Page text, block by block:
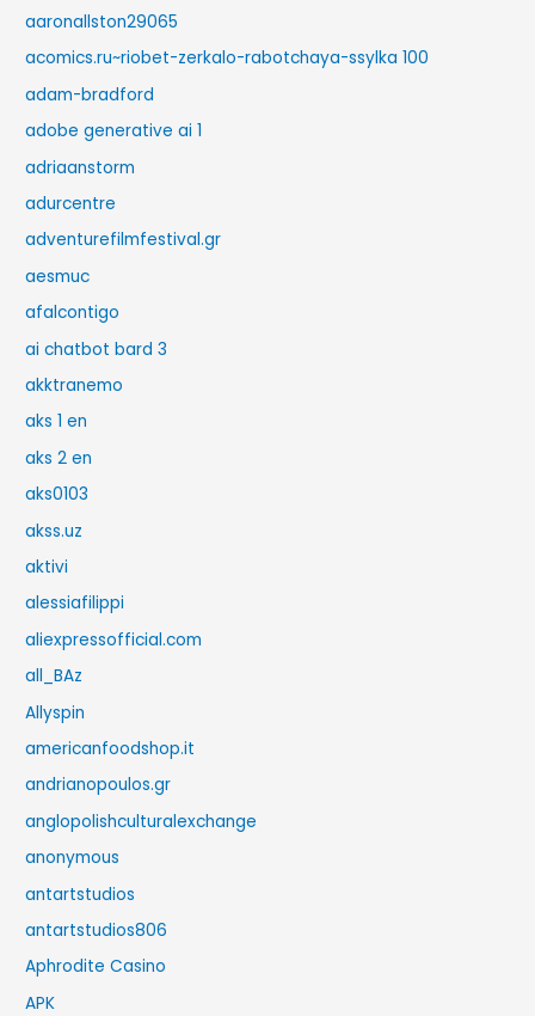
aaronallston29065
acomics.ru~riobet-zerkalo-rabotchaya-ssylka 100
adam-bradford
adobe generative ai 1
adriaanstorm
adurcentre
adventurefilmfestival.gr
aesmuc
afalcontigo
ai chatbot bard 3
akktranemo
aks 1 en
aks 2 en
aks0103
akss.uz
aktivi
alessiafilippi
aliexpressofficial.com
all_BAz
Allyspin
americanfoodshop.it
andrianopoulos.gr
anglopolishculturalexchange
anonymous
antartstudios
antartstudios806
Aphrodite Casino
APK